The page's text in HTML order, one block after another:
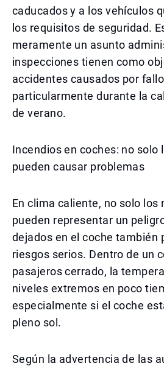
caducados y a los vehículos
los requisitos de seguridad.
meramente un asunto
inspecciones tienen como
accidentes causados por
particularmente durante la
de verano.
Incendios en coches: no
pueden causar problemas
En clima caliente, no solo los
pueden representar un
dejados en el coche también
riesgos serios. Dentro de un
pasajeros cerrado, la
niveles extremos en poco
especialmente si el coche
pleno sol.
Según la advertencia de las